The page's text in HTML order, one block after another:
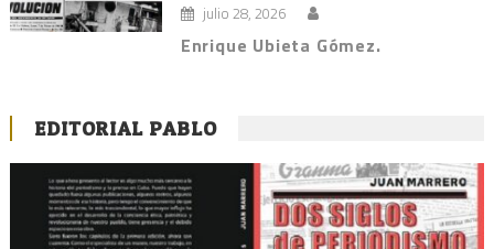
julio 28, 2026
Enrique Ubieta Gómez.
EDITORIAL PABLO